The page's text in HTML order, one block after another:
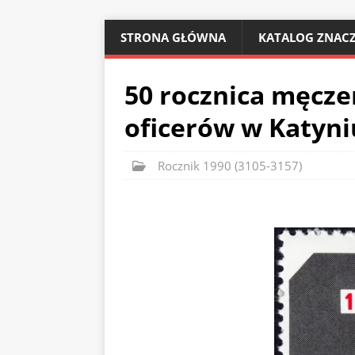
STRONA GŁÓWNA KATALOG
50 rocznica
oficerów w
Rocznik 1990 (3105-3157)